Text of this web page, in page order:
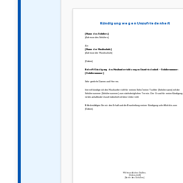
Kündigung wegen Unzufriedenheit
[Name des Schülers]
[Adresse des Schülers]
An:
[Name der Musikschule]
[Adresse der Musikschule]
[Datum]
Betreff: Kündigung des Musikunterrichts wegen Unzufriedenheit – Schülernummer:
[Schülernummer]
Sehr geehrte Damen und Herren,
hiermit kündige ich den Musikunterricht für meinen Sohn/meine Tochter [Schülername] mit der
Schülernummer [Schülernummer] zum nächstmöglichen Termin. Der Grund für meine Kündigung
ist die anhaltende Unzufriedenheit mit dem Unterricht.
Bitte bestätigen Sie mir den Erhalt und die Bearbeitung meiner Kündigung schriftlich bis zum
[Datum].
Mit freundlichen Grüßen,
[Unterschrift]
[Name des Schülers]